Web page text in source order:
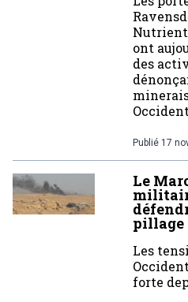
ont
des
Publié 17
Le
pillage
Les
forte